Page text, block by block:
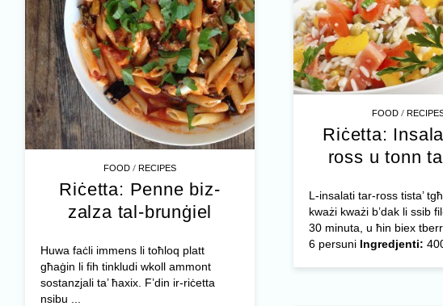
FOOD /
Riċetta:
ross u tonn
L-insalati tar-ross tista’
kważi kważi b’dak li ssib
30 minuta, u ħin biex
6 persuni Ingredjenti:
FOOD /RECIPES
Riċetta: Penne biz-
zalza tal-brunġiel
Huwa faċli immens li toħloq platt
għaġin li fih tinkludi wkoll ammont
sostanzjali ta’ ħaxix. F’din ir-riċetta
nsibu ...